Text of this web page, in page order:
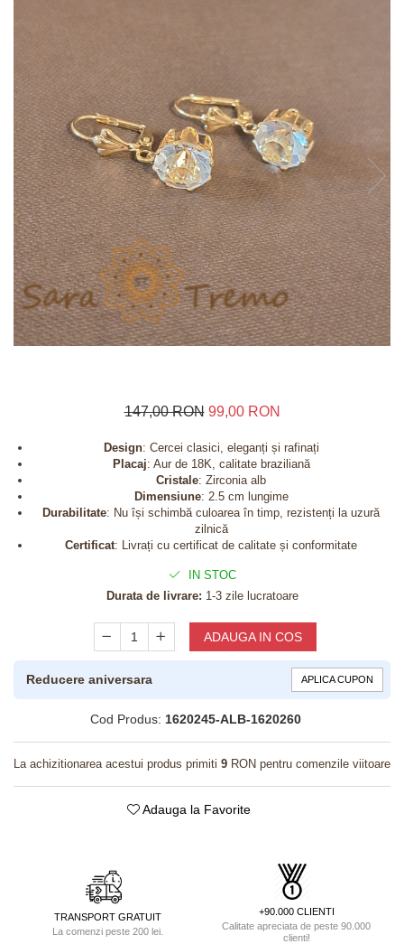
Talismane
Verighete
Bijuterii din argint placate cu aur 24K
147,00 RON 99,00 RON
Design: Cercei clasici, eleganți și rafinați
Placaj: Aur de 18K, calitate braziliană
Cristale: Zirconia alb
Dimensiune: 2.5 cm lungime
Durabilitate: Nu își schimbă culoarea în timp, rezistenți la uzură
zilnică
Certificat: Livrați cu certificat de calitate și conformitate
IN STOC
Durata de livrare: 1-3 zile lucratoare
ADAUGA IN COS
Reducere aniversara APLICA CUPON
Cod Produs: 1620245-ALB-1620260
La achizitionarea acestui produs primiti 9 RON pentru comenzile viitoare
Adauga la Favorite
TRANSPORT GRATUIT
La comenzi peste 200 lei.
+90.000 CLIENTI
Calitate apreciata de peste 90.000
clienti!